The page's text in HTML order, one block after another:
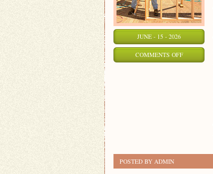
JUNE - 15 - 2026
COMMENTS OFFON
POSTED BY ADMIN